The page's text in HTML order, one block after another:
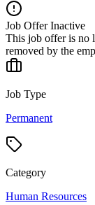
Job Offer Inactive
This job offer is no
removed by the
Job Type
Permanent
Category
Human Resources